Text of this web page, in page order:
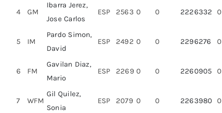
4 GM
Ibarra Jerez,
Jose Carlos
ESP 2563 0 0 2226332 0
5 IM
Pardo Simon,
David
ESP 2492 0 0 2296276 0
6 FM
Gavilan Diaz,
Mario
ESP 2269 0 0 2260905 0
7 WFM
Gil Quilez,
Sonia
ESP 2079 0 0 2263980 0